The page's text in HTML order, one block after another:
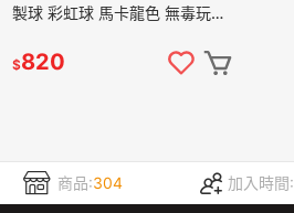
製球 彩虹球 馬卡龍色 無毒玩具
$820
商品:304 加入時間: